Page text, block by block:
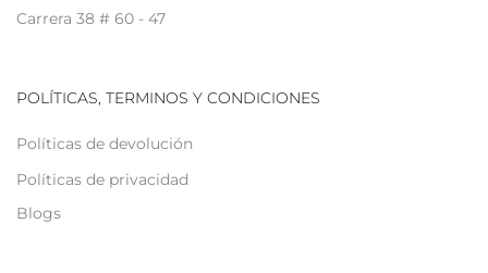
Carrera 38 # 60 - 47
POLÍTICAS, TERMINOS Y CONDICIONES
Políticas de devolución
Políticas de privacidad
Blogs